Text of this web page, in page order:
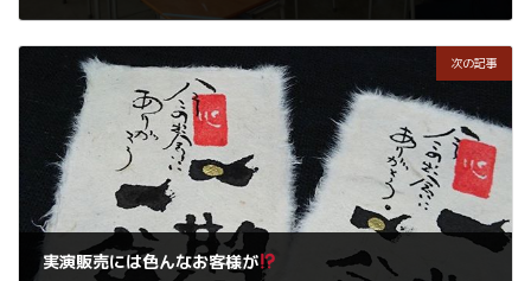
次の記事
実演販売には色んなお客様が